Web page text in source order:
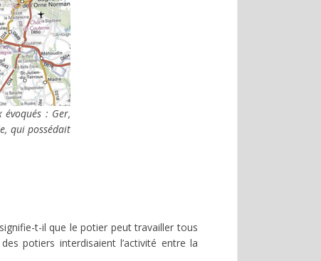
: Ger,
qui possédait
t-il que le potier peut travailler tous
potiers interdisaient l’activité entre la